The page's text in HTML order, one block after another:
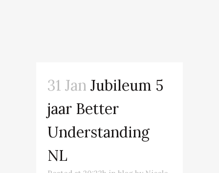
31 Jan Jubileum 5
jaar Better
Understanding
NL